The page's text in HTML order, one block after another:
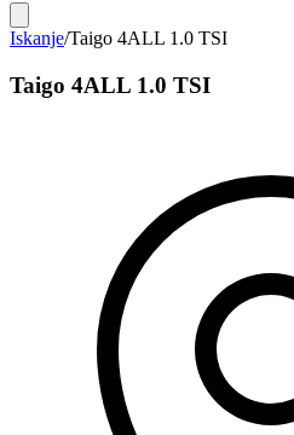
Iskanje/Taigo 4ALL 1.0 TSI
Taigo 4ALL 1.0 TSI